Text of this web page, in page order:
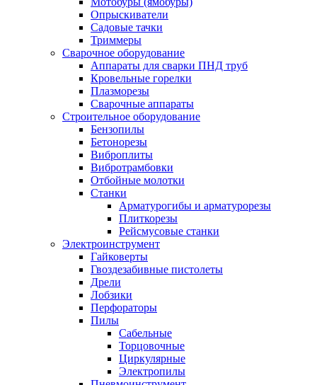
Опрыскиватели
Садовые тачки
Триммеры
Сварочное оборудование
Аппараты для сварки ПНД труб
Кровельные горелки
Плазморезы
Сварочные аппараты
Строительное оборудование
Бензопилы
Бетонорезы
Виброплиты
Вибротрамбовки
Отбойные молотки
Станки
Арматурогибы и арматурорезы
Плиткорезы
Рейсмусовые станки
Электроинструмент
Гайковерты
Гвоздезабивные пистолеты
Дрели
Лобзики
Перфораторы
Пилы
Сабельные
Торцовочные
Циркулярные
Электропилы